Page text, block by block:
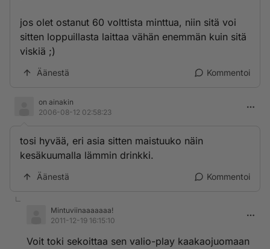
jos olet ostanut 60 volttista minttua, niin sitä voi
sitten loppuillasta laittaa vähän enemmän kuin sitä
viskiä ;)
Äänestä Kommentoi
on ainakin
2006-08-12 02:58:23
tosi hyvää, eri asia sitten maistuuko näin
kesäkuumalla lämmin drinkki.
Äänestä Kommentoi
Mintuviinaaaaaaa!
2011-12-19 16:15:10
Voit toki sekoittaa sen valio-play kaakaojuomaan